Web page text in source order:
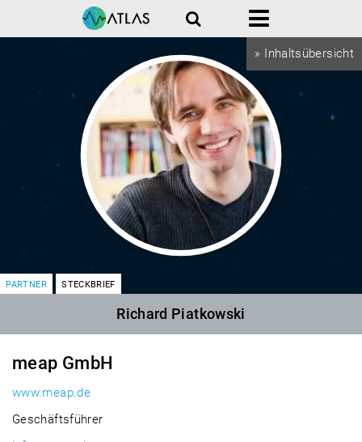
» Inhaltsübersicht
Suche Menü
PARTNER STECKBRIEF
Richard Piatkowski
meap GmbH
www.meap.de
Geschäftsführer